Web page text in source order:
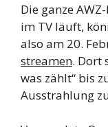
Die ganze
im TV läuft,
also am 20.
streamen. Dort
was zählt“ bis
Ausstrahlung